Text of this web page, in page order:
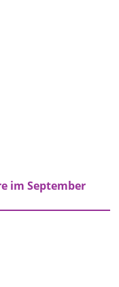
im September